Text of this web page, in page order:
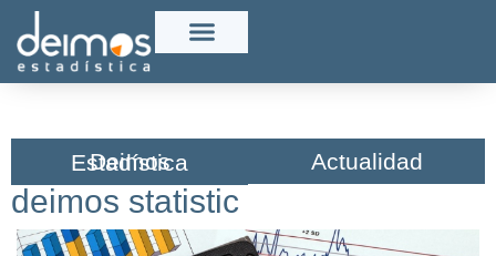
Deimos Estadística​ Actualidad
deimos statistic